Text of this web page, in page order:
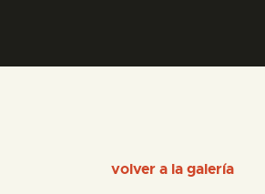
volver a la galería